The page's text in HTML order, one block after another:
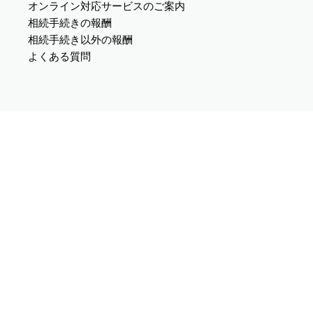
オンライン対応サービスのご案内
相続手続きの報酬
相続手続き以外の報酬
よくある質問